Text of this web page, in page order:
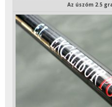
Az úszóm 2.5